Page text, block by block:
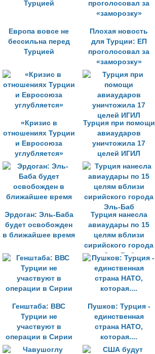
Европа вовсе не
бессильна перед
Турцией
Плохая новость
для Турции: ЕП
проголосовал за
«заморозку»
«Кризис в
отношениях Турции
и Евросоюза
углубляется»
Турция при помощи
авиаударов
уничтожила 17
целей ИГИЛ
Эрдоган: Эль-Баба
будет освобожден
в ближайшее время
Турция нанесла
авиаудары по 15
целям вблизи
сирийского города
Эль-Баб
Генштаба: ВВС
Турции не
участвуют в
операции в Сирии
Пушков: Турция -
единственная
страна НАТО,
которая....